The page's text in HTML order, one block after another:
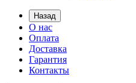
Назад
О нас
Оплата
Доставка
Гарантия
Контакты